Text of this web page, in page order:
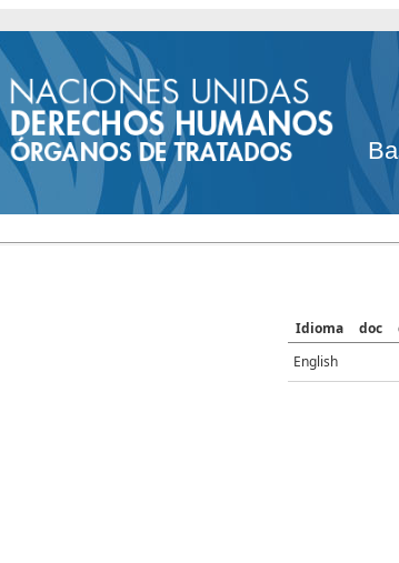
Idioma doc
English